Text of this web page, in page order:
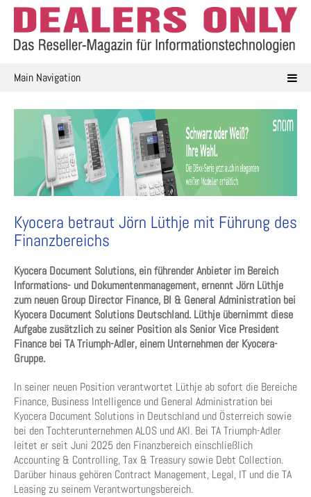
Skip
content
Main Navigation
Kyocera betraut Jörn Lüthje mit Führung des
Finanzbereichs
Kyocera Document Solutions, ein führender Anbieter im Bereich
Informations- und Dokumentenmanagement, ernennt Jörn Lüthje
zum neuen Group Director Finance, BI & General Administration bei
Kyocera Document Solutions Deutschland. Lüthje übernimmt diese
Aufgabe zusätzlich zu seiner Position als Senior Vice President
Finance bei TA Triumph-Adler, einem Unternehmen der Kyocera-
Gruppe.
In seiner neuen Position verantwortet Lüthje ab sofort die Bereiche
Finance, Business Intelligence und General Administration bei
Kyocera Document Solutions in Deutschland und Österreich sowie
bei den Tochterunternehmen ALOS und AKI. Bei TA Triumph-Adler
leitet er seit Juni 2025 den Finanzbereich einschließlich
Accounting & Controlling, Tax & Treasury sowie Debt Collection.
Darüber hinaus gehören Contract Management, Legal, IT und die TA
Leasing zu seinem Verantwortungsbereich.